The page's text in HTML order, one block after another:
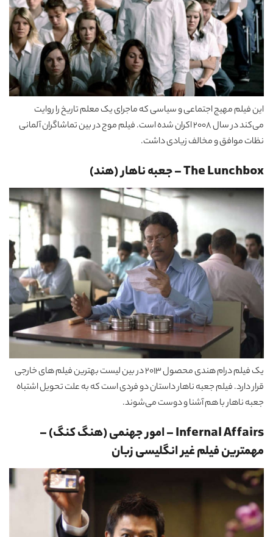
این فیلم مهیج اجتماعی و سیاسی که ماجرای یک معلم تاریخ را روایت
می‌کند در سال 2008 اکران شده است. فیلم موج در بین تماشاگران آلمانی
نظات موافق و مخالف زیادی داشت.
The Lunchbox – جعبه ناهار (هند)
یک فیلم درام هندی محصول 2013 در بین لیست بهترین فیلم های خارجی
قرار دارد. فیلم جعبه ناهار داستان دو فردی است که به علت تحویل اشتباه
جعبه ناهار با هم آشنا و دوست می‌شوند.
Infernal Affairs – امور جهنمی (هنگ کنگ)
–
مهمترین فیلم غیر انگلیسی زبان